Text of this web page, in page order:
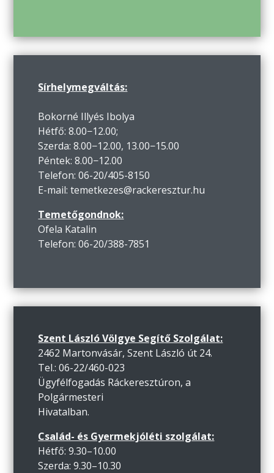
Sírhelymegváltás:
Bokorné Illyés Ibolya
Hétfő: 8.00−12.00;
Szerda: 8.00−12.00, 13.00−15.00
Péntek: 8.00−12.00
Telefon: 06-20/405-8150
E-mail: temetkezes@rackeresztur.hu
Temetőgondnok:
Ofela Katalin
Telefon: 06-20/388-7851
Szent László Völgye Segítő Szolgálat:
2462 Martonvásár, Szent László út 24.
Tel.: 06-22/460-023
Ügyfélfogadás Ráckeresztúron, a
Polgármesteri
Hivatalban.
Család- és Gyermekjóléti szolgálat:
Hétfő: 9.30–10.00
Szerda: 9.30–10.30